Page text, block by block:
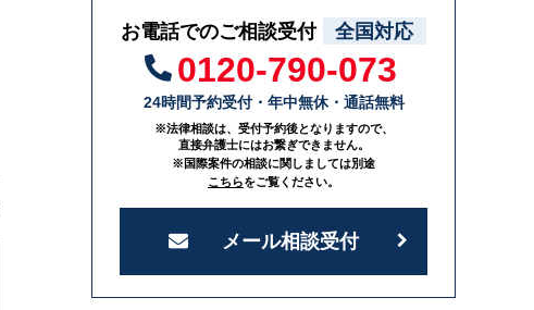
お電話でのご相談受付 全国対応
0120-790-073
24時間予約受付・年中無休・通話無料
※法律相談は、受付予約後となりますので、
直接弁護士にはお繋ぎできません。
※国際案件の相談に関しましては別途
こちらをご覧ください。
メール相談受付